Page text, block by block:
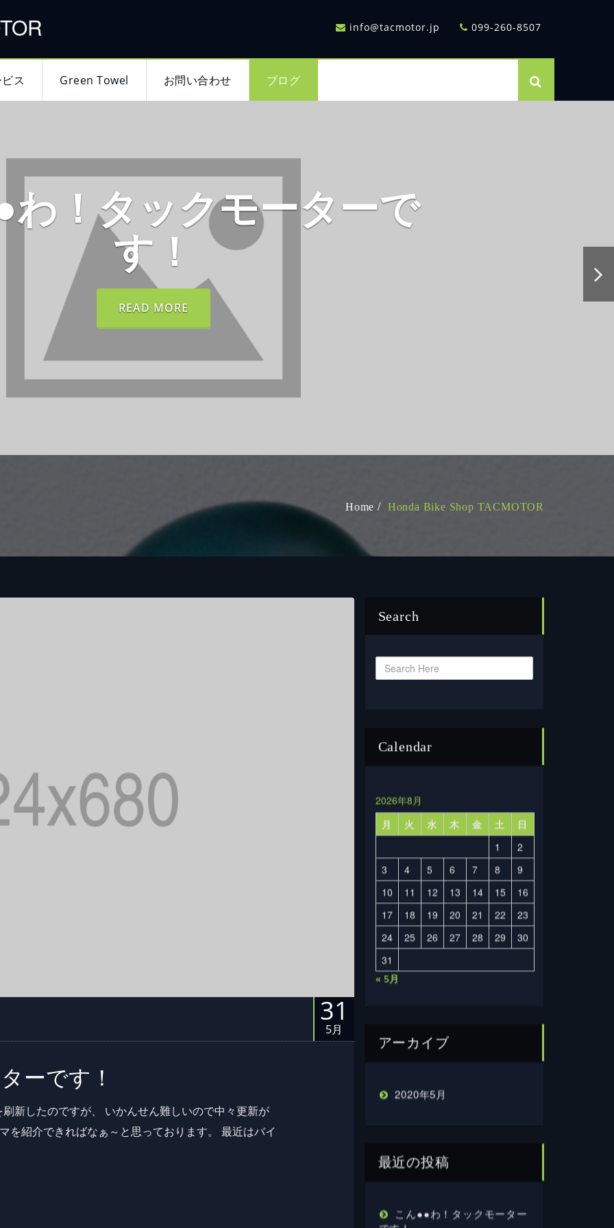
info@tacmotor.jp 099-260-8507
ス Green Towel お問い合わせ ブログ
わ！タックモーターで
す！
READ MORE
Home Honda Bike Shop TACMOTOR
31
5月
ーです！
新したのですが、 いかんせん難しいので中々更新が
を紹介できればなぁ～と思っております。 最近はバイ
Search
Calendar
2026年8月
月
火 水 木 金 土
日
1
2
3
4 5 6 7 8
9
10
11 12 13 14 15
16
17
18 19 20 21 22
23
24
25 26 27 28 29
30
31
« 5月
アーカイブ
2020年5月
最近の投稿
こん●●わ！タックモーター
です！